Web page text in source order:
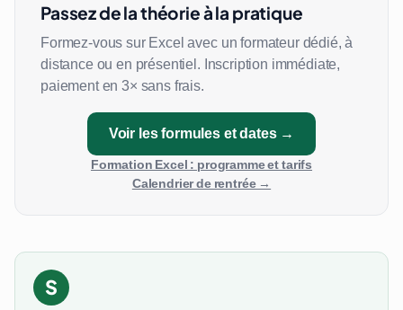
Passez de la théorie à la pratique
Formez-vous sur Excel avec un formateur dédié, à
distance ou en présentiel. Inscription immédiate,
paiement en 3× sans frais.
Voir les formules et dates →
Formation Excel : programme et tarifs
Calendrier de rentrée →
S